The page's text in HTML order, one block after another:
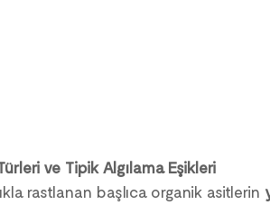
ve Tipik Algılama Eşikleri
rastlanan başlıca organik asitlerin